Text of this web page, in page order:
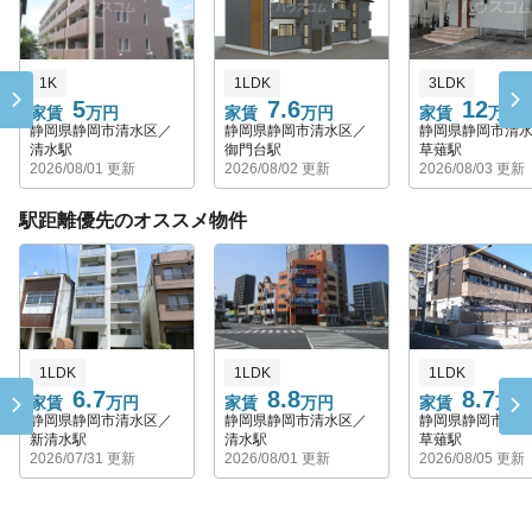
家賃 5万円
1K
静岡県静岡市清水区／
清水駅
2026/08/01 更新
家賃 7.6万円
1LDK
静岡県静岡市清水区／
御門台駅
2026/08/02 更新
家賃 12万円
3LDK
静岡県静岡市清
草薙駅
2026/08/03 更新
駅距離優先のオススメ物件
家賃 6.7万円
1LDK
静岡県静岡市清水区／
新清水駅
2026/07/31 更新
家賃 8.8万円
1LDK
静岡県静岡市清水区／
清水駅
2026/08/01 更新
家賃 8.7万円
1LDK
静岡県静岡市清
草薙駅
2026/08/05 更新